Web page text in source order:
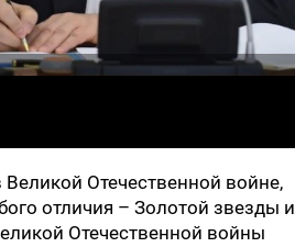
Великой Отечественной войне,
отличия – Золотой звезды и
Отечественной войны